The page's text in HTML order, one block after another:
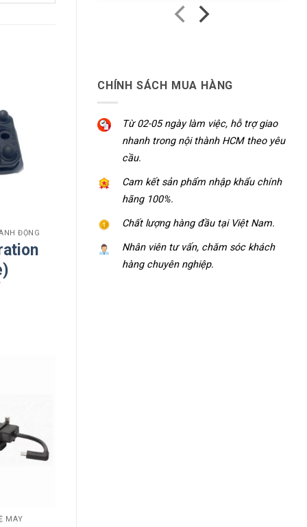
CHÍNH SÁCH MUA HÀNG
Từ 02-05 ngày làm việc, hỗ trợ giao
nhanh trong nội thành HCM theo yêu
cầu.
Cam kết sản phẩm nhập khẩu chính
hãng 100%.
Chất lượng hàng đầu tại Việt Nam.
Nhân viên tư vấn, chăm sóc khách
hàng chuyên nghiệp.
ĐỘNG
MÁY